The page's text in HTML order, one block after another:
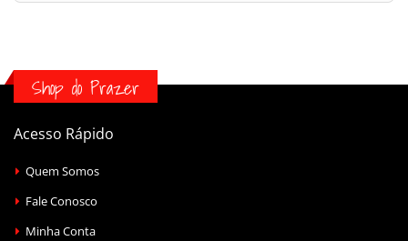
Shop do Prazer
Acesso Rápido
Quem Somos
Fale Conosco
Minha Conta